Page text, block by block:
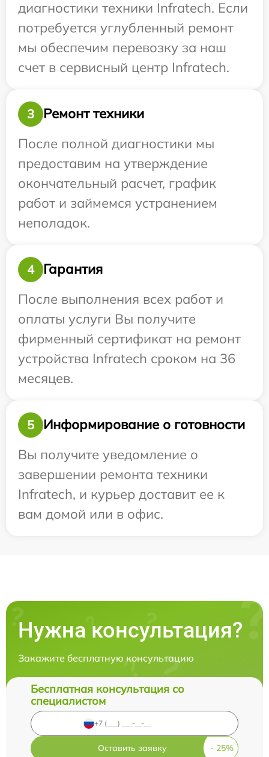
диагностики техники Infratech. Если
потребуется углубленный ремонт
мы обеспечим перевозку за наш
счет в сервисный центр Infratech.
3
Ремонт техники
После полной диагностики мы
предоставим на утверждение
окончательный расчет, график
работ и займемся устранением
неполадок.
4
Гарантия
После выполнения всех работ и
оплаты услуги Вы получите
фирменный сертификат на ремонт
устройства Infratech сроком на 36
месяцев.
5
Информирование о готовности
Вы получите уведомление о
завершении ремонта техники
Infratech, и курьер доставит ее к
вам домой или в офис.
Нужна консультация?
Закажите бесплатную консультацию
Бесплатная консультация со
специалистом
Оставить заявку